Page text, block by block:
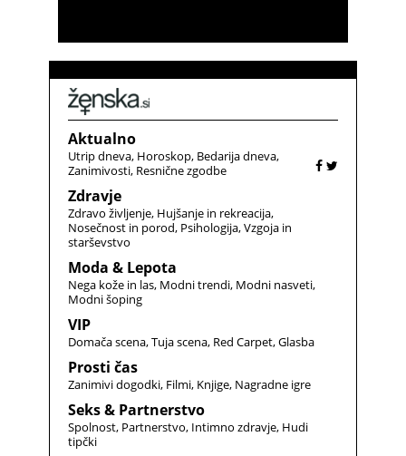
Aktualno
Utrip dneva Horoskop Bedarija dneva
Zanimivosti Resnične zgodbe
Zdravje
Zdravo življenje Hujšanje in rekreacija
Nosečnost in porod Psihologija Vzgoja in
starševstvo
Moda & Lepota
Nega kože in las Modni trendi Modni nasveti
Modni šoping
VIP
Domača scena Tuja scena Red Carpet Glasba
Prosti čas
Zanimivi dogodki Filmi Knjige Nagradne igre
Seks & Partnerstvo
Spolnost Partnerstvo Intimno zdravje Hudi
tipčki